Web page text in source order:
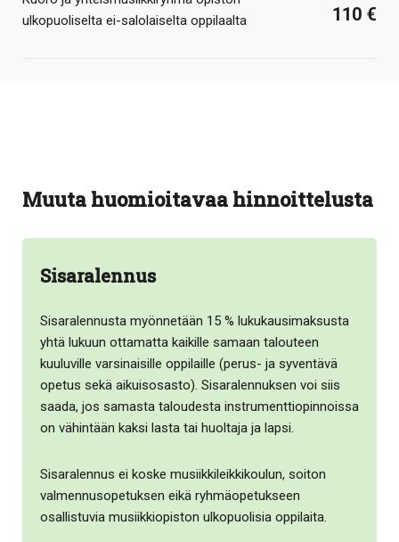
ulkopuoliselta ei-salolaiselta oppilaalta
110 €
Muuta huomioitavaa hinnoittelusta
Sisaralennus
Sisaralennusta myönnetään 15 % lukukausimaksusta
yhtä lukuun ottamatta kaikille samaan talouteen
kuuluville varsinaisille oppilaille (perus- ja syventävä
opetus sekä aikuisosasto). Sisaralennuksen voi siis
saada, jos samasta taloudesta instrumenttiopinnoissa
on vähintään kaksi lasta tai huoltaja ja lapsi.
Sisaralennus ei koske musiikkileikkikoulun, soiton
valmennusopetuksen eikä ryhmäopetukseen
osallistuvia musiikkiopiston ulkopuolisia oppilaita.